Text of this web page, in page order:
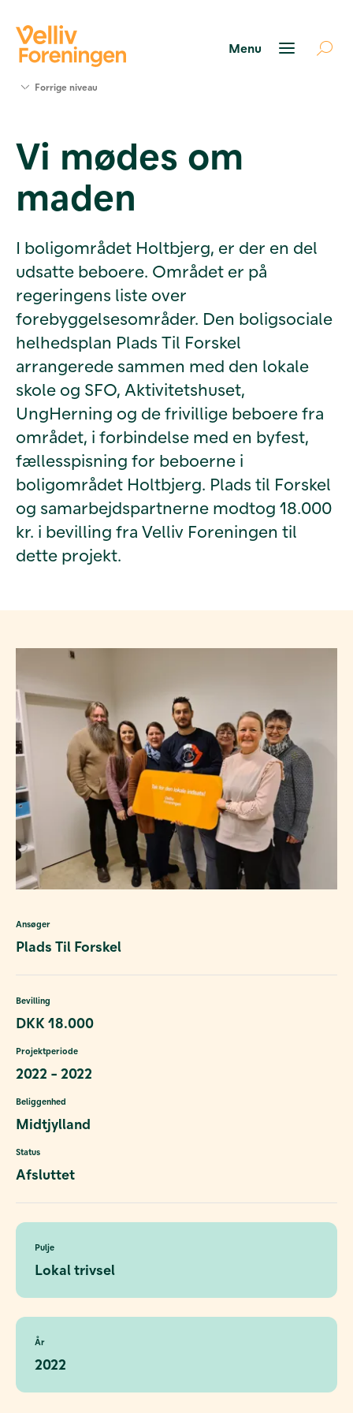
Værktøjer
og viden
Foreningen
Forrige niveau
Vi mødes om
maden
I boligområdet Holtbjerg, er der en del
udsatte beboere. Området er på
regeringens liste over
forebyggelsesområder. Den boligsociale
helhedsplan Plads Til Forskel
arrangerede sammen med den lokale
skole og SFO, Aktivitetshuset,
UngHerning og de frivillige beboere fra
området, i forbindelse med en byfest,
fællesspisning for beboerne i
boligområdet Holtbjerg. Plads til Forskel
og samarbejdspartnerne modtog 18.000
kr. i bevilling fra Velliv Foreningen til
dette projekt.
Ansøger
Plads Til Forskel
Bevilling
DKK 18.000
Projektperiode
2022 - 2022
Beliggenhed
Midtjylland
Status
Afsluttet
Pulje
Lokal trivsel
År
2022